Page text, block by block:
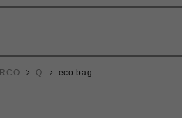
Q eco bag